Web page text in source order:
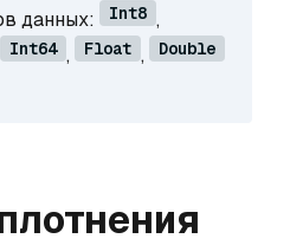
данных:
Int8 ,
Int64 , Float , Double